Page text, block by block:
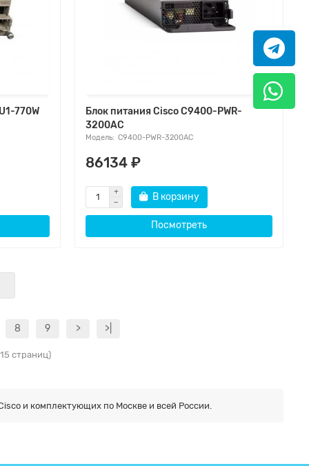
770W
Блок питания Cisco C9400-PWR-
3200AC
C9400-PWR-3200AC
86134 ₽
В корзину
Посмотреть
8 9 > >|
страниц)
и комплектующих по Москве и всей России.